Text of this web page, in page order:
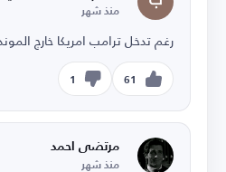
منذ شهر
رغم تدخل ترامب امريكا خارج
61
1
مرتضى احمد
منذ شهر